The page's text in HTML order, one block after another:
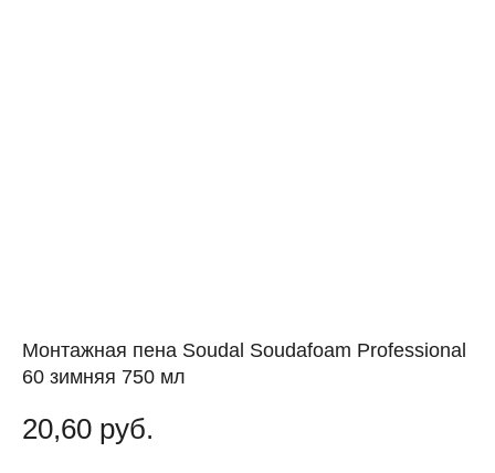
Монтажная пена Soudal Soudafoam Professional
60 зимняя 750 мл
20,60 руб.